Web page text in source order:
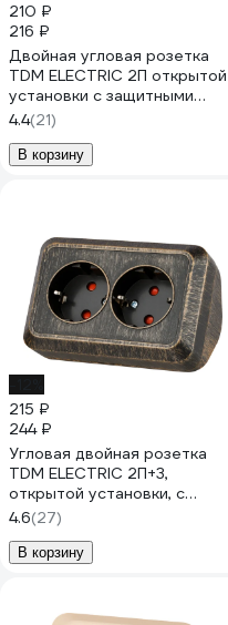
210 ₽
216 ₽
Двойная угловая розетка
TDM ELECTRIC 2П открытой
установки с защитными
шторками IP20 250В 10А бук
"Ладога" SQ1801-0342
4.4(21)
В корзину
215 ₽
244 ₽
Угловая двойная розетка
TDM ELECTRIC 2П+3,
открытой установки, с
защитными шторками, IP20,
250В, 16А, бронза "Ладога"
SQ1801-0290
4.6(27)
В корзину